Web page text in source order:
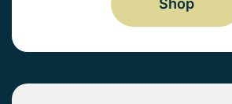
Shop